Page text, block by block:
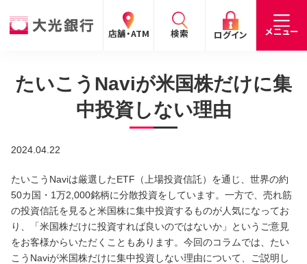
店舗・ATM 検索 ログイン メニュー
閉じる
手数料 預金金利 お問合わせ
お客さま
お客さま
IR情報
情報
閉じる
個人のお客さま
サービスのご案内 ログイン
デビット会員用 Web
（デビットカードをご利用のお客さま向け）
閉じる
たいこうNaviが米国株だけに集
中投資しない理由
2024.04.22
たいこうNaviは厳選したETF（上場投資信託）を通じ、世界の約
50カ国・1万2,000銘柄に分散投資をしています。一方で、売れ筋
の投資信託を見ると米国株に集中投資するものが人気になってお
り、「米国株だけに投資すれば良いのではないか」というご意見
をお客様からいただくこともあります。今回のコラムでは、たい
こうNaviが米国株だけに集中投資しない理由について、ご説明し